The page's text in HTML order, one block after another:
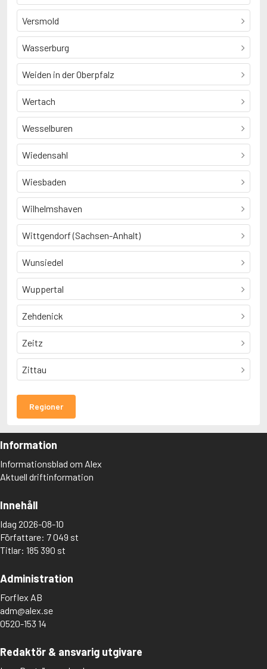
Versmold
Wasserburg
Weiden in der Oberpfalz
Wertach
Wesselburen
Wiedensahl
Wiesbaden
Wilhelmshaven
Wittgendorf (Sachsen-Anhalt)
Wunsiedel
Wuppertal
Zehdenick
Zeitz
Zittau
Regioner
Information
Informationsblad om Alex
Aktuell driftinformation
Innehåll
Idag 2026-08-10
Författare: 7 049 st
Titlar: 185 390 st
Administration
Forflex AB
adm@alex.se
0520-153 14
Redaktör & ansvarig utgivare